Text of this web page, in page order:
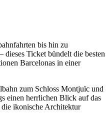
bis hin zu
dieses Ticket bündelt die besten
Barcelonas in einer
zum Schloss Montjuïc und
einen herrlichen Blick auf das
ikonische Architektur